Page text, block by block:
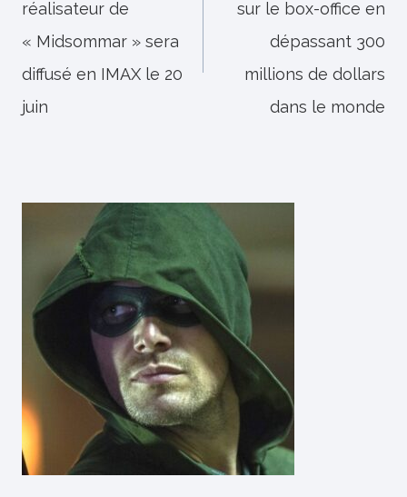
l’article
réalisateur de
« Midsommar » sera
diffusé en IMAX le 20
juin
sur le box-office en
dépassant 300
millions de dollars
dans le monde